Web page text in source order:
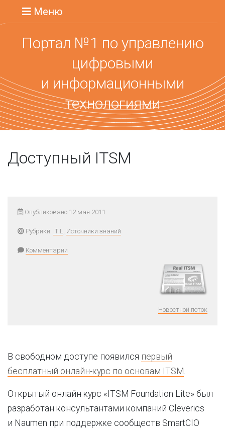
Меню
Портал №1 по управлению
цифровыми
и информационными
технологиями
Доступный ITSM
Опубликовано 12 мая 2011
Рубрики: ITIL, Источники знаний
Комментарии
Новостной поток
В свободном доступе появился первый
бесплатный онлайн-курс по основам ITSM.
Открытый онлайн курс «ITSM Foundation Lite» был
разработан консультантами компаний Cleverics
и Naumen при поддержке сообществ SmartCIO